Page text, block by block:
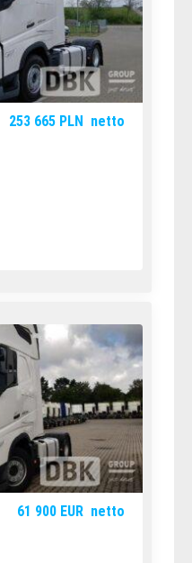
253 665 PLN netto
61 900 EUR netto